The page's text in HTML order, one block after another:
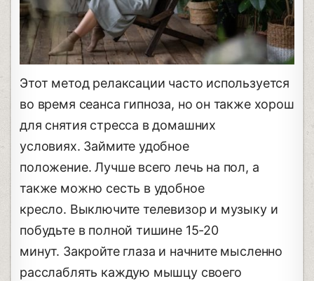
Этот метод релаксации часто используется
во время сеанса гипноза, но он также хорош
для снятия стресса в домашних
условиях. Займите удобное
положение. Лучше всего лечь на пол, а
также можно сесть в удобное
кресло. Выключите телевизор и музыку и
побудьте в полной тишине 15-20
минут. Закройте глаза и начните мысленно
расслаблять каждую мышцу своего